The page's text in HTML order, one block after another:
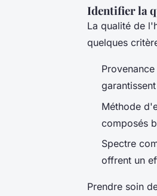
Identifier la
La qualité de
quelques
Méthode
composés
Spectre
offrent un
Prendre soin